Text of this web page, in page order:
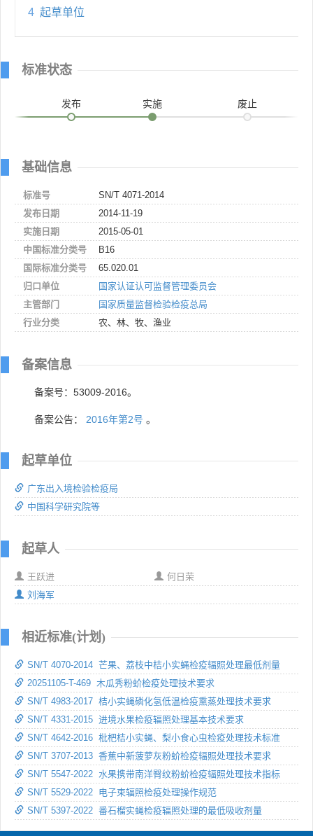
4 起草单位
标准状态
发布 实施 废止
基础信息
标准号
SN/T 4071-2014
发布日期
2014-11-19
实施日期
2015-05-01
中国标准分类号
B16
国际标准分类号
65.020.01
归口单位
国家认证认可监督管理委员会
主管部门
国家质量监督检验检疫总局
行业分类
农、林、牧、渔业
备案信息
备案号：53009-2016。
备案公告： 2016年第2号 。
起草单位
广东出入境检验检疫局
中国科学研究院等
起草人
王跃进
何日荣
刘海军
相近标准(计划)
SN/T 4070-2014 芒果、荔枝中桔小实蝇检疫辐照处理最低剂量
20251105-T-469 木瓜秀粉蚧检疫处理技术要求
SN/T 4983-2017 桔小实蝇磷化氢低温检疫熏蒸处理技术要求
SN/T 4331-2015 进境水果检疫辐照处理基本技术要求
SN/T 4642-2016 枇杷桔小实蝇、梨小食心虫检疫处理技术标准
SN/T 3707-2013 香蕉中新菠萝灰粉蚧检疫辐照处理技术要求
SN/T 5547-2022 水果携带南洋臀纹粉蚧检疫辐照处理技术指标
SN/T 5529-2022 电子束辐照检疫处理操作规范
SN/T 5397-2022 番石榴实蝇检疫辐照处理的最低吸收剂量